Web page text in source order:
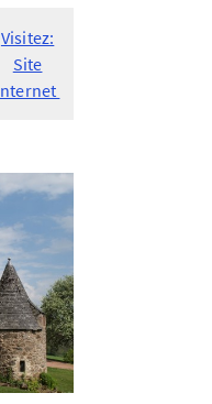
Visitez:
Site
tours from Edinburgh: